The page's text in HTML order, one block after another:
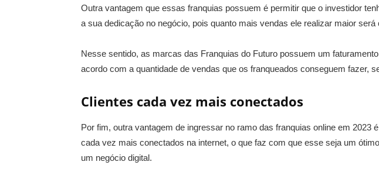
Outra vantagem que essas franquias possuem é permitir que o investidor
a sua dedicação no negócio, pois quanto mais vendas ele realizar maior será
Nesse sentido, as marcas das Franquias do Futuro possuem um
acordo com a quantidade de vendas que os franqueados conseguem fazer,
Clientes cada vez mais conectados
Por fim, outra vantagem de ingressar no ramo das franquias online em 2023
cada vez mais conectados na internet, o que faz com que esse seja um
um negócio digital.